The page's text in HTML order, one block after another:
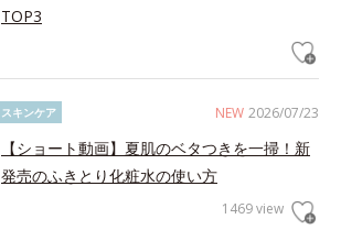
TOP3
NEW 2026/07/23
スキンケア
【ショート動画】夏肌のベタつきを一掃！新
発売のふきとり化粧水の使い方
1469 view